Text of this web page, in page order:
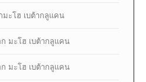
มะโฮ เบต้ากลูแคน
มะโฮ เบต้ากลูแคน
ก มะโฮ เบต้ากลูแคน